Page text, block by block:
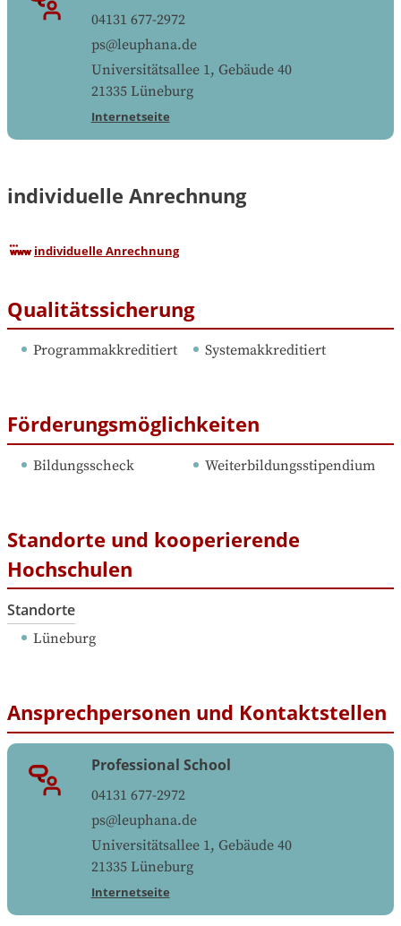
04131 677-2972
ps@leuphana.de
Universitätsallee 1, Gebäude 40
21335 Lüneburg
Internetseite
individuelle Anrechnung
individuelle Anrechnung
Qualitätssicherung
Programmakkreditiert Systemakkreditiert
Förderungsmöglichkeiten
Bildungsscheck Weiterbildungsstipendium
Standorte und kooperierende
Hochschulen
Standorte
Lüneburg
Ansprechpersonen und Kontaktstellen
Professional School
04131 677-2972
ps@leuphana.de
Universitätsallee 1, Gebäude 40
21335 Lüneburg
Internetseite